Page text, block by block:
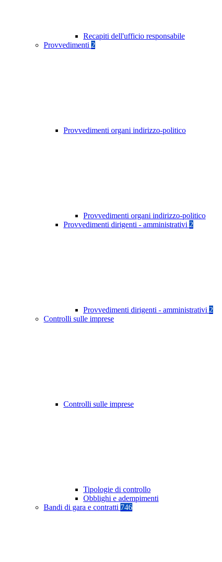
Recapiti dell'ufficio responsabile
Provvedimenti 2
Provvedimenti organi indirizzo-politico
Provvedimenti organi indirizzo-politico
Provvedimenti dirigenti - amministrativi 2
Provvedimenti dirigenti - amministrativi 2
Controlli sulle imprese
Controlli sulle imprese
Tipologie di controllo
Obblighi e adempimenti
Bandi di gara e contratti 746